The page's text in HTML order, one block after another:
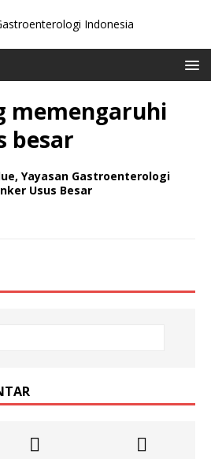
memengaruhi
besar
Yayasan Gastroenterologi
Usus Besar